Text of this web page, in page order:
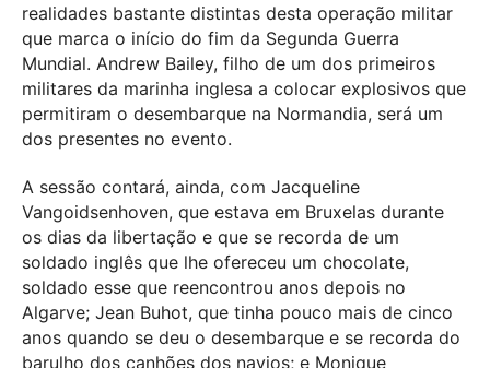
realidades bastante distintas desta operação militar
que marca o início do fim da Segunda Guerra
Mundial. Andrew Bailey, filho de um dos primeiros
militares da marinha inglesa a colocar explosivos que
permitiram o desembarque na Normandia, será um
dos presentes no evento.
A sessão contará, ainda, com Jacqueline
Vangoidsenhoven, que estava em Bruxelas durante
os dias da libertação e que se recorda de um
soldado inglês que lhe ofereceu um chocolate,
soldado esse que reencontrou anos depois no
Algarve; Jean Buhot, que tinha pouco mais de cinco
anos quando se deu o desembarque e se recorda do
barulho dos canhões dos navios; e Monique